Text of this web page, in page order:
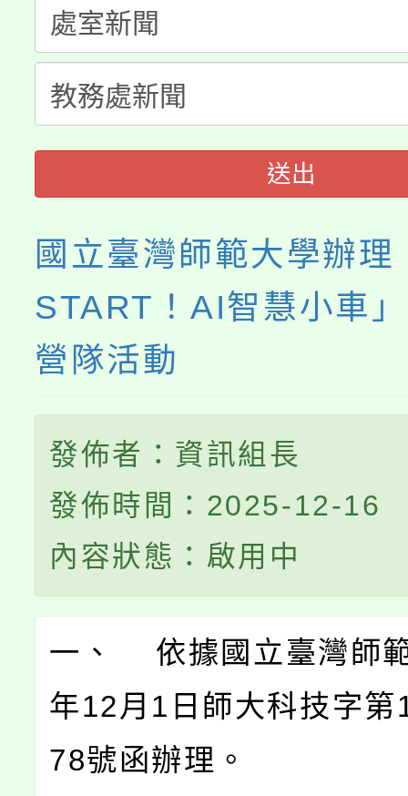
代理(課)教師甄選結果(
公告本校115學年度第
代理(課)教師甄選結果(
轉知中國文化大學推廣
《TA101》溝通分析基
程，歡迎學生輔導中心
系所師生報名參加。
送出
國立臺灣師範大學辦
START！AI智慧小車
營隊活動
發佈者：資訊組長
發佈時間：2025-12-16
內容狀態：啟用中
一、 依據國立臺灣師
年12月1日師大科技字
78號函辦理。